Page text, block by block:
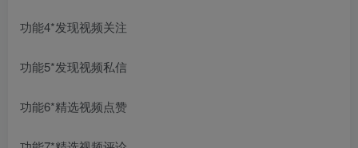
功能4*发现视频关注
功能5*发现视频私信
功能6*精选视频点赞